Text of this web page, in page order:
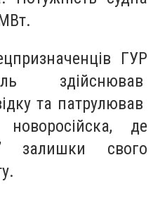
ГУР
здійснював
та патрулював
де
залишки свого